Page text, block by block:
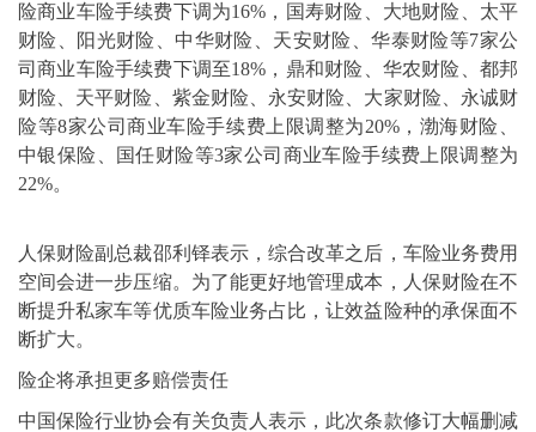
险商业车险手续费下调为16%，国寿财险、大地财险、太平
财险、阳光财险、中华财险、天安财险、华泰财险等7家公
司商业车险手续费下调至18%，鼎和财险、华农财险、都邦
财险、天平财险、紫金财险、永安财险、大家财险、永诚财
险等8家公司商业车险手续费上限调整为20%，渤海财险、
中银保险、国任财险等3家公司商业车险手续费上限调整为
22%。
人保财险副总裁邵利铎表示，综合改革之后，车险业务费用
空间会进一步压缩。为了能更好地管理成本，人保财险在不
断提升私家车等优质车险业务占比，让效益险种的承保面不
断扩大。
险企将承担更多赔偿责任
中国保险行业协会有关负责人表示，此次条款修订大幅删减